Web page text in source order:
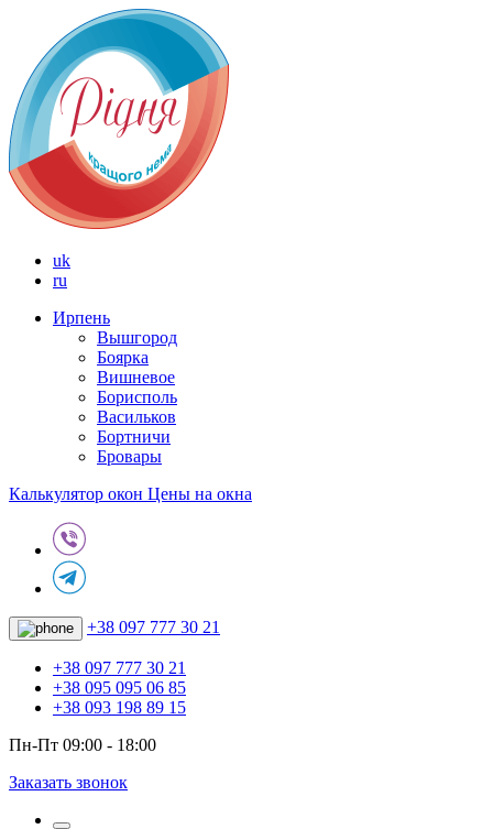
uk
ru
Ирпень
Вышгород
Боярка
Вишневое
Борисполь
Васильков
Бортничи
Бровары
Калькулятор окон Цены на окна
+38 097 777 30 21
+38 097 777 30 21
+38 095 095 06 85
+38 093 198 89 15
Пн-Пт 09:00 - 18:00
Заказать звонок